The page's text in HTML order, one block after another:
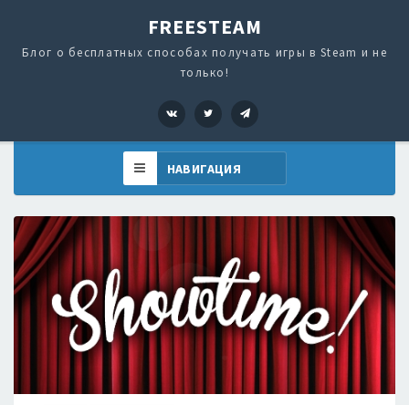
FREESTEAM
Блог о бесплатных способах получать игры в Steam и не
только!
VK Twitter